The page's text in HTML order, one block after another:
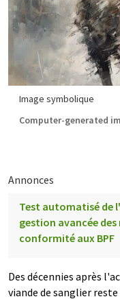
Image symbolique
Computer-generated
Annonces
Test automatisé de
gestion avancée
conformité aux BPF
Des décennies après
viande de sanglier